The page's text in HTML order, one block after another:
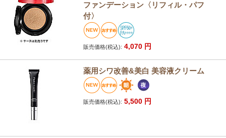
ファンデーション〈リフィル・パフ
付〉
販売価格(税込): 4,070 円
薬用シワ改善&美白 美容液クリーム
販売価格(税込): 5,500 円